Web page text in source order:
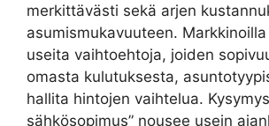
merkittävästi sekä arjen
asumismukavuuteen.
useita vaihtoehtoja, joiden
omasta kulutuksesta,
hallita hintojen vaihtelua.
sähkösopimus” nousee usein